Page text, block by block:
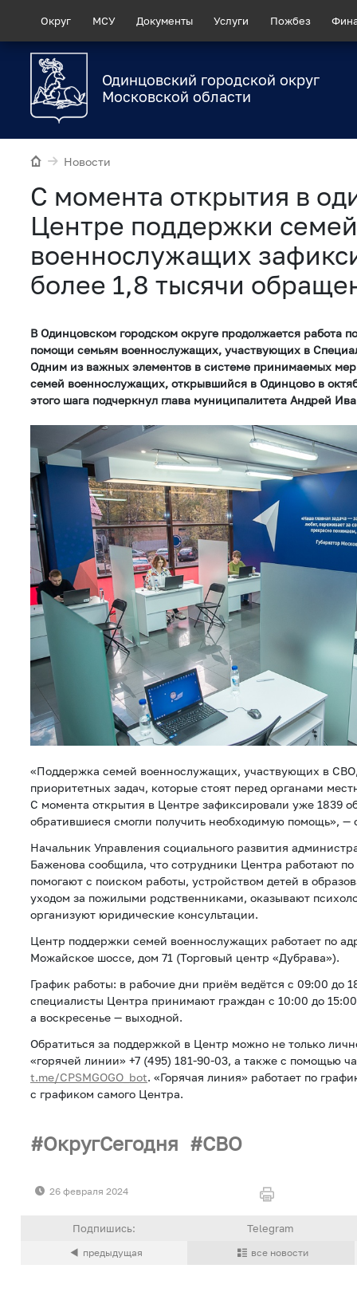
Округ МСУ Документы Услуги Пожбез
Одинцовский городской округ
Московской области
Новости
С момента открытия в
Центре поддержки семей
военнослужащих
более 1,8 тысячи
В Одинцовском городском округе продолжается работа
помощи семьям военнослужащих, участвующих в
Одним из важных элементов в системе принимаемых
семей военнослужащих, открывшийся в Одинцово в
этого шага подчеркнул глава муниципалитета Андрей
«Поддержка семей военнослужащих, участвующих в
приоритетных задач, которые стоят перед органами
С момента открытия в Центре зафиксировали уже 1839
обратившиеся смогли получить необходимую помощь», —
Начальник Управления социального развития
Баженова сообщила, что сотрудники Центра работают
помогают с поиском работы, устройством детей в
уходом за пожилыми родственниками, оказывают
организуют юридические консультации.
Центр поддержки семей военнослужащих работает по
Можайское шоссе, дом 71 (Торговый центр «Дубрава»).
График работы: в рабочие дни приём ведётся с 09:00 до
специалисты Центра принимают граждан с 10:00 до
а воскресенье — выходной.
Обратиться за поддержкой в Центр можно не только
«горячей линии» +7 (495) 181-90-03, а также с помощью
t.me/CPSMGOGO_bot. «Горячая линия» работает по
с графиком самого Центра.
ОкругСегодня СВО
26 февраля 2024